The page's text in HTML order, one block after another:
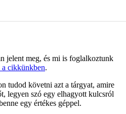
jelent meg, és mi is foglalkoztunk
a cikkünkben.
tudod követni azt a tárgyat, amire
legyen szó egy elhagyott kulcsról
egy értékes géppel.